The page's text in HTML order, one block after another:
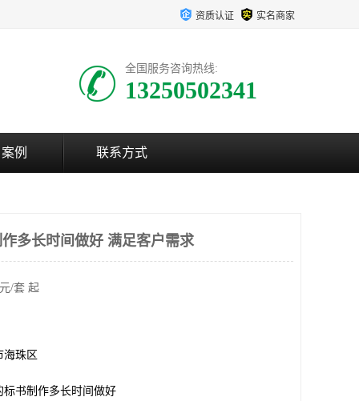
资质认证 实名商家
全国服务咨询热线:
13250502341
例 联系方式
多长时间做好 满足客户需求
/套 起
海珠区
标书制作多长时间做好